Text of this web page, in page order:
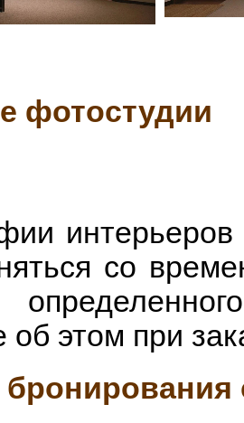
фотостудии
со
об этом при